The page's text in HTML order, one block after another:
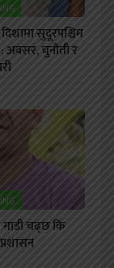
सुदूरपश्चिम
: अवसर, चुनौती र
गाडी चढ्छ कि